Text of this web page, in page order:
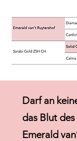
Darf an
das Blut
Emerald